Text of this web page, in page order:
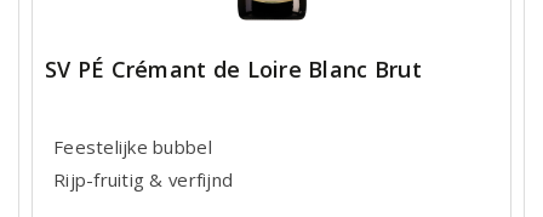
SV PÉ Crémant de Loire Blanc Brut
Feestelijke bubbel
Rijp-fruitig & verfijnd